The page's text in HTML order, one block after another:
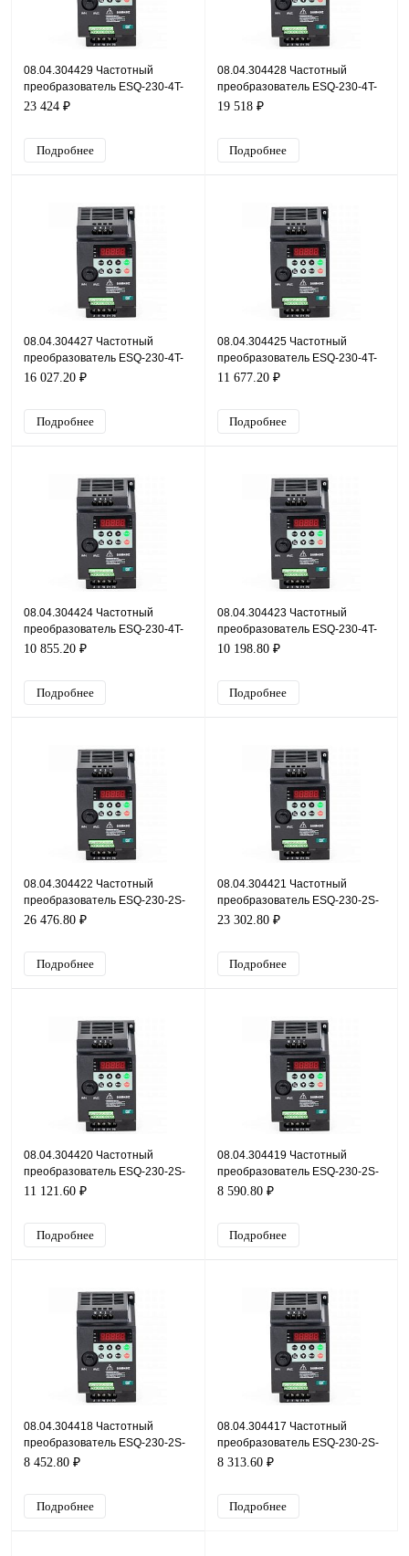
08.04.304429 Частотный
преобразователь ESQ-230-4T-
11K, 380В, 11кВт, 25А
23 424 ₽
Подробнее
08.04.304428 Частотный
преобразователь ESQ-230-4T-
7.5K, 380В, 7,5кВт, 17А
19 518 ₽
Подробнее
08.04.304427 Частотный
преобразователь ESQ-230-4T-
5.5K, 380В, 5,5кВт, 13А
16 027.20 ₽
Подробнее
08.04.304425 Частотный
преобразователь ESQ-230-4T-
2.2K, 380В, 2,2кВт, 5,1А
11 677.20 ₽
Подробнее
08.04.304424 Частотный
преобразователь ESQ-230-4T-
1.5K, 380В, 1,5кВт, 3,8А
10 855.20 ₽
Подробнее
08.04.304423 Частотный
преобразователь ESQ-230-4T-
0.7K, 380В, 0,7кВт, 2,1А
10 198.80 ₽
Подробнее
08.04.304422 Частотный
преобразователь ESQ-230-2S-
5.5K, 220В, 5,5кВт, 20А
26 476.80 ₽
Подробнее
08.04.304421 Частотный
преобразователь ESQ-230-2S-
4K, 220В, 4кВт, 16,5А
23 302.80 ₽
Подробнее
08.04.304420 Частотный
преобразователь ESQ-230-2S-
2.2K, 220В, 2,2кВт, 9,6А
11 121.60 ₽
Подробнее
08.04.304419 Частотный
преобразователь ESQ-230-2S-
1.5K, 220В, 1,5кВт, 7А
8 590.80 ₽
Подробнее
08.04.304418 Частотный
преобразователь ESQ-230-2S-
0.7K, 220В, 0,75кВт, 4А
8 452.80 ₽
Подробнее
08.04.304417 Частотный
преобразователь ESQ-230-2S-
0.4K, 220В, 0,4кВт, 2,1А
8 313.60 ₽
Подробнее